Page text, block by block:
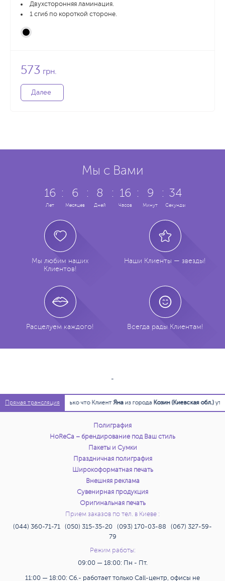
Двухсторонняя ламинация.
1 сгиб по короткой стороне.
573 грн.
Далее
Мы с Вами
16
Лет
: 6
Месяцев
: 8
Дней
: 16
Часов
: 9
Минут
: 35
Секунд
Мы любим наших
Клиентов!
Наши Клиенты — звезды!
Расцелуем каждого! Всегда рады Клиентам!
-
Прямая трансляция
15:58:54 Только что КлиентЯнаиз городаКозин (Киевская обл.)
Полиграфия
HoReCa – брендирование под Ваш стиль
Пакеты и Сумки
Праздничная полиграфия
Широкоформатная печать
Внешняя реклама
Сувенирная продукция
Оригинальная печать
Прием заказов по тел. в Киеве :
(044) 360-71-71 (050) 315-35-20 (093) 170-03-88 (067) 327-59-
79
Режим работы:
09:00 — 18:00: Пн - Пт.
11:00 — 18:00: Сб.- работает только Call-центр, офисы не